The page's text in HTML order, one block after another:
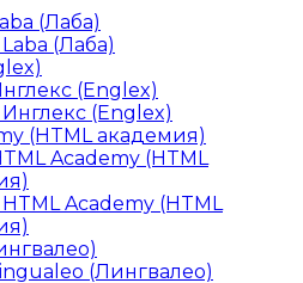
(Лаба)
(Лаба)
(Englex)
(Englex)
(HTML академия)
Academy (HTML
Academy (HTML
(Лингвалео)